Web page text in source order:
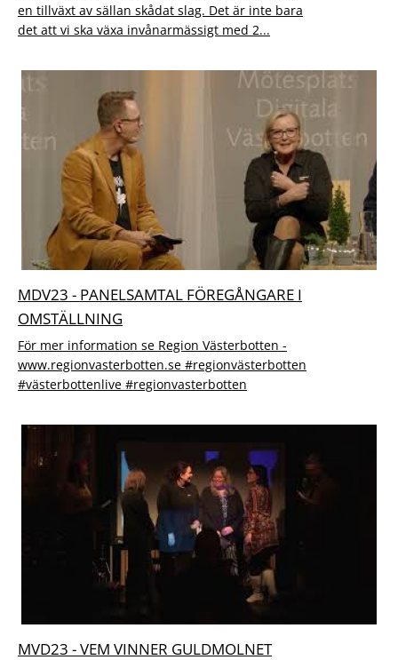
en tillväxt av sällan skådat slag. Det är inte bara
det att vi ska växa invånarmässigt med 2...
MDV23 - PANELSAMTAL FÖREGÅNGARE I
OMSTÄLLNING
För mer information se Region Västerbotten -
www.regionvasterbotten.se #regionvästerbotten
#västerbottenlive #regionvasterbotten
MVD23 - VEM VINNER GULDMOLNET